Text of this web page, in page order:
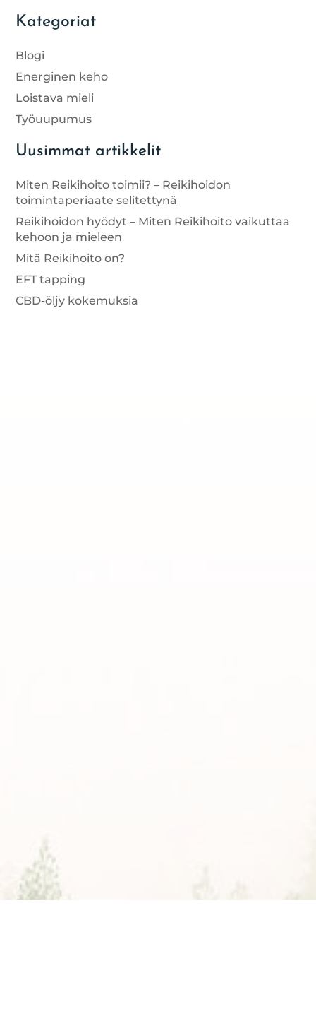
Kategoriat
Blogi
Energinen keho
Loistava mieli
Työuupumus
Uusimmat artikkelit
Miten Reikihoito toimii? – Reikihoidon
toimintaperiaate selitettynä
Reikihoidon hyödyt – Miten Reikihoito vaikuttaa
kehoon ja mieleen
Mitä Reikihoito on?
EFT tapping
CBD-öljy kokemuksia